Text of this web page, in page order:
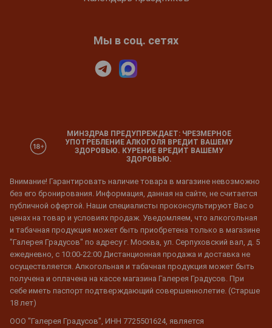
Мы в соц. сетях
МИНЗДРАВ ПРЕДУПРЕЖДАЕТ: ЧРЕЗМЕРНОЕ
УПОТРЕБЛЕНИЕ АЛКОГОЛЯ ВРЕДИТ ВАШЕМУ
ЗДОРОВЬЮ. КУРЕНИЕ ВРЕДИТ ВАШЕМУ
ЗДОРОВЬЮ.
Внимание! Гарантировать наличие товара в магазине невозможно
без его бронирования. Информация, данная на сайте, не считается
публичной офертой. Наши специалисты проконсультируют Вас о
ценах на товар и условиях продаж. Уведомляем, что алкогольная
и табачная продукция может быть приобретена только в магазине
"Галерея Градусов" по адресу г. Москва, ул. Серпуховский вал, д. 5
ежедневно, с 10:00-22:00 Дистанционная продажа и доставка не
осуществляется. Алкогольная и табачная продукция может быть
получена и оплачена на кассе магазина Галерея Градусов. При
себе иметь паспорт подтверждающий совершеннолетие. (Старше
18 лет)
ООО "Галерея Градусов", ИНН 7725501624, является